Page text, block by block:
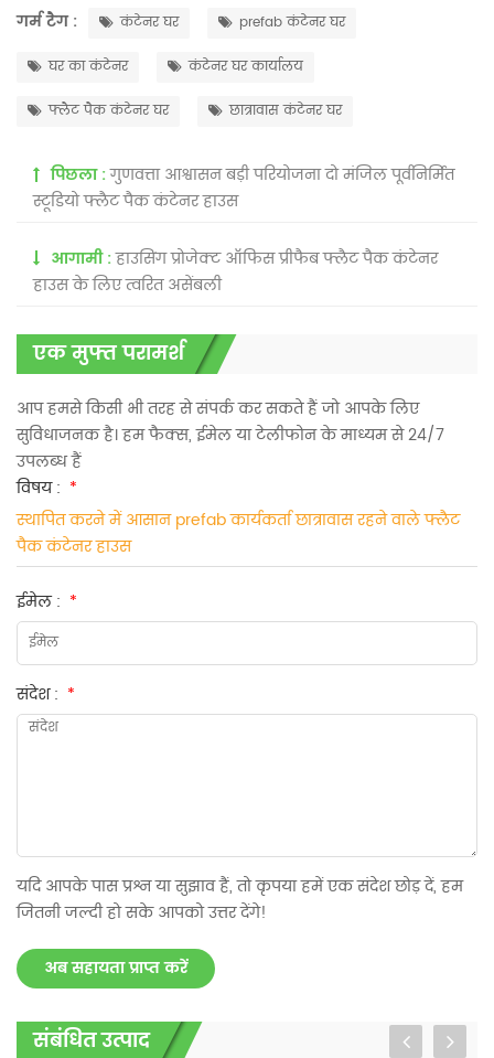
गर्म टैग : कंटेनर घर prefab कंटेनर घर
घर का कंटेनर कंटेनर घर कार्यालय
फ्लैट पैक कंटेनर घर छात्रावास कंटेनर घर
पिछला :गुणवत्ता आश्वासन बड़ी परियोजना दो मंजिल पूर्वनिर्मित
स्टूडियो फ्लैट पैक कंटेनर हाउस
आगामी :हाउसिंग प्रोजेक्ट ऑफिस प्रीफैब फ्लैट पैक कंटेनर
हाउस के लिए त्वरित असेंबली
एक मुफ्त परामर्श
आप हमसे किसी भी तरह से संपर्क कर सकते हैं जो आपके लिए
सुविधाजनक है। हम फैक्स, ईमेल या टेलीफोन के माध्यम से 24/7
उपलब्ध हैं
विषय : *
स्थापित करने में आसान prefab कार्यकर्ता छात्रावास रहने वाले फ्लैट
पैक कंटेनर हाउस
ईमेल : *
संदेश : *
यदि आपके पास प्रश्न या सुझाव हैं, तो कृपया हमें एक संदेश छोड़ दें, हम
जितनी जल्दी हो सके आपको उत्तर देंगे!
अब सहायता प्राप्त करें
संबंधित उत्पाद